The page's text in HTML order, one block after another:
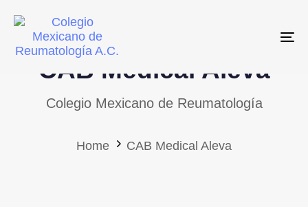
links
primary
navigationCAB Medical Aleva
Colegio Mexicano de Reumatología
Home CAB Medical Aleva